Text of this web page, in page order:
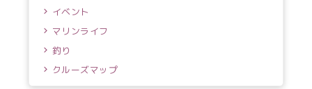
イベント
マリンライフ
釣り
クルーズマップ